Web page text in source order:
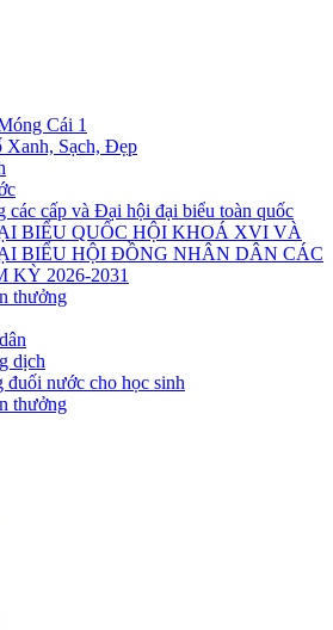
Cái 1
Xanh, Sạch, Đẹp
cấp và Đại hội đại biểu toàn quốc
BIỂU QUỐC HỘI KHOÁ XVI VÀ
BIỂU HỘI ĐỒNG NHÂN DÂN CÁC
KỲ 2026-2031
thưởng
dịch
đuối nước cho học sinh
thưởng